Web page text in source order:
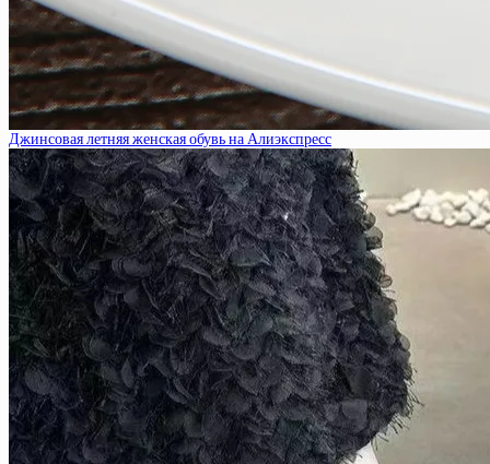
Джинсовая летняя женская обувь на Алиэкспресс